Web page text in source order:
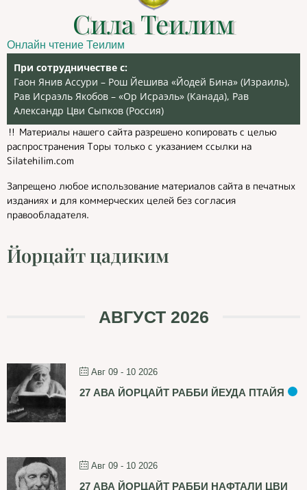
Сила Теилим
Онлайн чтение Теилим
При сотрудничестве с:
Гаон Янив Ассури – Рош Йешива «Йодей Бина» (Израиль),
Рав Исраэль Якобов – «Ор Исраэль» (Канада), Рав
Александр Цви Сыпков (Россия)
‼️ Материалы нашего сайта разрешено копировать с целью
распространения Торы только с указанием ссылки на
Silatehilim.com
Запрещено любое использование материалов сайта в печатных
изданиях и для коммерческих целей без согласия
правообладателя.
Йорцайт цадиким
АВГУСТ 2026
Авг 09 - 10 2026
27 АВА ЙОРЦАЙТ РАББИ ЙЕУДА ПТАЙЯ
Авг 09 - 10 2026
27 АВА ЙОРЦАЙТ РАББИ НАФТАЛИ ЦВИ